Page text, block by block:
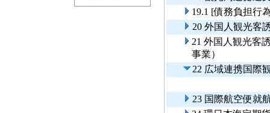
19.1 [債務負担行
20 外国人観光客
21 外国人観光客
事業）
22 広域連携国際
23 国際航空便就